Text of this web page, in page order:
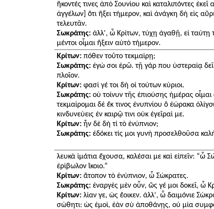
ἥκοντές τινες ἀπὸ Σουνίου καὶ καταλιπόντες
ἀγγέλων] ὅτι ἥξει τήμερον, καὶ ἀνάγκη δὴ εἰς
τελευτᾶν.
Σωκράτης:ἀλλ', ὦ Κρίτων, τύχῃ ἀγαθῇ, εἰ ταύτῃ
μέντοι οἶμαι ἥξειν αὐτὸ τήμερον.
Κρίτων:πόθεν τοῦτο τεκμαίρῃ;
Σωκράτης:ἐγώ σοι ἐρῶ. τῇ γάρ που ὑστεραίᾳ
πλοῖον.
Κρίτων:φασί γέ τοι δὴ οἱ τούτων κύριοι.
Σωκράτης:οὐ τοίνυν τῆς ἐπιούσης ἡμέρας οἶμαι
τεκμαίρομαι δὲ ἔκ τινος ἐνυπνίου ὃ ἑώρακα
κινδυνεύεις ἐν καιρῷ τινι οὐκ ἐγεῖραί με.
Κρίτων:ἦν δὲ δὴ τί τὸ ἐνύπνιον;
Σωκράτης:ἐδόκει τίς μοι γυνὴ προσελθοῦσα
λευκὰ ἱμάτια ἔχουσα, καλέσαι με καὶ εἰπεῖν: “ὦ
ἐρίβωλον ἵκοιο.”
Κρίτων:ἄτοπον τὸ ἐνύπνιον, ὦ Σώκρατες.
Σωκράτης:ἐναργὲς μὲν οὖν, ὥς γέ μοι δοκεῖ, ὦ
Κρίτων:λίαν γε, ὡς ἔοικεν. ἀλλ', ὦ δαιμόνιε
σώθητι: ὡς ἐμοί, ἐὰν σὺ ἀποθάνῃς, οὐ μία